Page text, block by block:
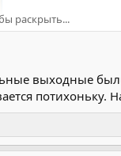
раскрыть...
выходные
потихоньку.